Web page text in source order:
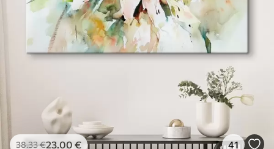
38.33€23.00 € 41